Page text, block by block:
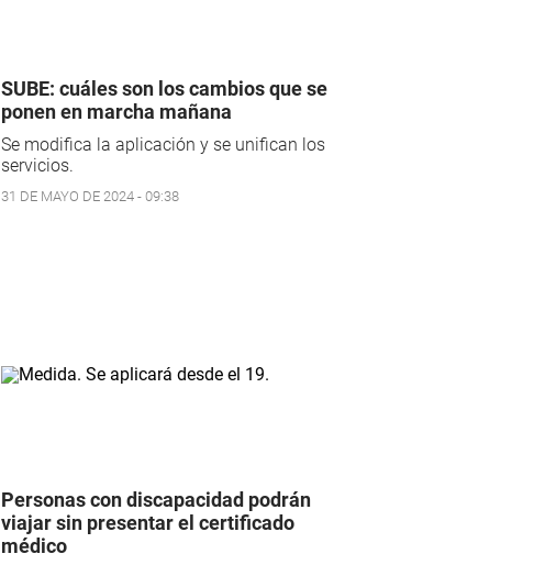
SUBE: cuáles son los cambios que se
ponen en marcha mañana
Se modifica la aplicación y se unifican los
servicios.
31 DE MAYO DE 2024 - 09:38
Personas con discapacidad podrán
viajar sin presentar el certificado
médico